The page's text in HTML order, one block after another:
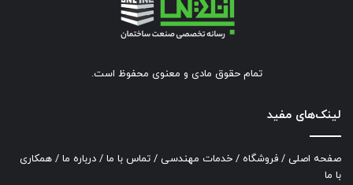
تمام حقوق مادی و معنوی محفوظ است.
لینک‌های مفید
صفحه اصلی / فروشگاه / خدمات مهندسی / تماس با ما / درباره ما / همکاری
با ما